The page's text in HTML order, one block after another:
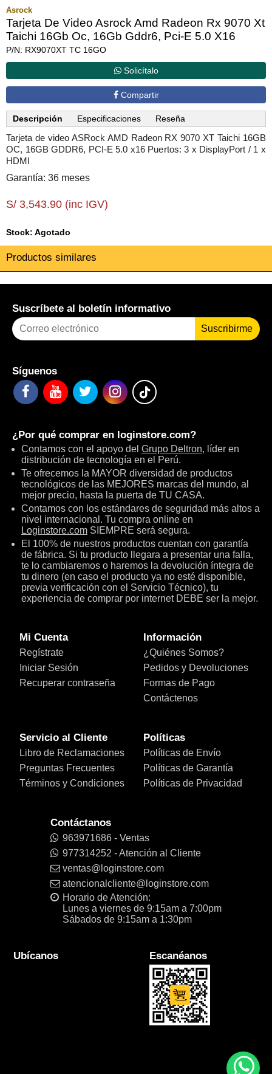
Asrock
Tarjeta De Video Asrock Amd Radeon Rx 9070 Xt
Taichi 16Gb Oc, 16Gb Gddr6, Pci-E 5.0 X16
P/N: RX9070XT TC 16GO
Solicítalo
Compartir
Descripción Especificaciones Reseña
Tarjeta de video ASRock AMD Radeon RX 9070 XT Taichi 16GB
OC, 16GB GDDR6, PCI-E 5.0 x16 Puertos: 3 x DisplayPort / 1 x
HDMI
Garantía: 36 meses
S/ 3,543.90 (inc IGV)
Stock: Agotado
Productos similares
Suscríbete al boletín informativo
Suscribirme
Síguenos
¿Por qué comprar en loginstore.com?
Contamos con el apoyo del Grupo Deltron, líder en
distribución de tecnología en el Perú.
Te ofrecemos la MAYOR diversidad de productos
tecnológicos de las MEJORES marcas del mundo, al
mejor precio, hasta la puerta de TU CASA.
Contamos con los estándares de seguridad más altos a
nivel internacional. Tu compra online en
Loginstore.com SIEMPRE será segura.
El 100% de nuestros productos cuentan con garantía
de fábrica. Si tu producto llegara a presentar una falla,
te lo cambiaremos o haremos la devolución íntegra de
tu dinero (en caso el producto ya no esté disponible,
previa verificación con el Servicio Técnico), tu
experiencia de comprar por internet DEBE ser la mejor.
Mi Cuenta
Regístrate
Iniciar Sesión
Recuperar contraseña
Información
¿Quiénes Somos?
Pedidos y Devoluciones
Formas de Pago
Contáctenos
Servicio al Cliente
Libro de Reclamaciones
Preguntas Frecuentes
Términos y Condiciones
Políticas
Políticas de Envío
Políticas de Garantía
Políticas de Privacidad
Contáctanos
963971686 - Ventas
977314252 - Atención al Cliente
ventas@loginstore.com
atencionalcliente@loginstore.com
Horario de Atención:
Lunes a viernes de 9:15am a 7:00pm
Sábados de 9:15am a 1:30pm
Ubícanos Escanéanos